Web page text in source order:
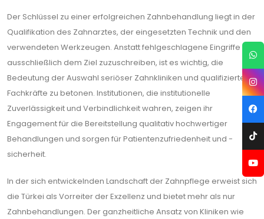
Der Schlüssel zu einer erfolgreichen Zahnbehandlung liegt in der
Qualifikation des Zahnarztes, der eingesetzten Technik und den
verwendeten Werkzeugen. Anstatt fehlgeschlagene Eingriffe
ausschließlich dem Ziel zuzuschreiben, ist es wichtig, die
Bedeutung der Auswahl seriöser Zahnkliniken und qualifizierter
Fachkräfte zu betonen. Institutionen, die institutionelle
Zuverlässigkeit und Verbindlichkeit wahren, zeigen ihr
Engagement für die Bereitstellung qualitativ hochwertiger
Behandlungen und sorgen für Patientenzufriedenheit und -
sicherheit.
In der sich entwickelnden Landschaft der Zahnpflege erweist sich
die Türkei als Vorreiter der Exzellenz und bietet mehr als nur
Zahnbehandlungen. Der ganzheitliche Ansatz von Kliniken wie